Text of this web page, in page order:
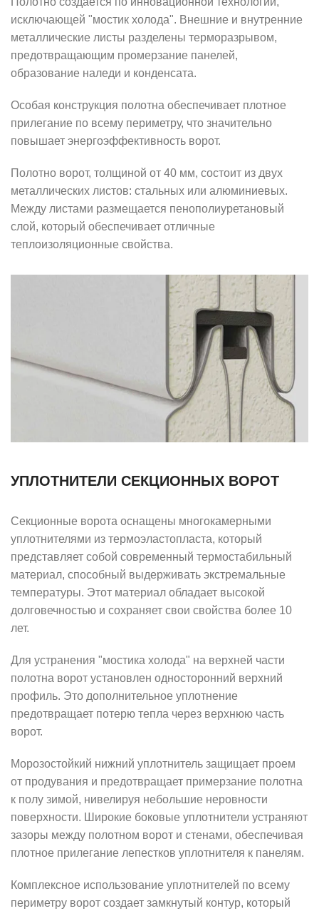
исключающей "мостик холода". Внешние и внутренние
металлические листы разделены терморазрывом,
предотвращающим промерзание панелей,
образование наледи и конденсата.
Особая конструкция полотна обеспечивает плотное
прилегание по всему периметру, что значительно
повышает энергоэффективность ворот.
Полотно ворот, толщиной от 40 мм, состоит из двух
металлических листов: стальных или алюминиевых.
Между листами размещается пенополиуретановый
слой, который обеспечивает отличные
теплоизоляционные свойства.
УПЛОТНИТЕЛИ СЕКЦИОННЫХ ВОРОТ
Секционные ворота оснащены многокамерными
уплотнителями из термоэластопласта, который
представляет собой современный термостабильный
материал, способный выдерживать экстремальные
температуры. Этот материал обладает высокой
долговечностью и сохраняет свои свойства более 10
лет.
Для устранения "мостика холода" на верхней части
полотна ворот установлен односторонний верхний
профиль. Это дополнительное уплотнение
предотвращает потерю тепла через верхнюю часть
ворот.
Морозостойкий нижний уплотнитель защищает проем
от продувания и предотвращает примерзание полотна
к полу зимой, нивелируя небольшие неровности
поверхности. Широкие боковые уплотнители устраняют
зазоры между полотном ворот и стенами, обеспечивая
плотное прилегание лепестков уплотнителя к панелям.
Комплексное использование уплотнителей по всему
периметру ворот создает замкнутый контур, который